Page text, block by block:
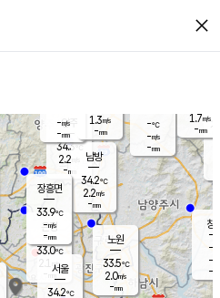
close
양주
34.3℃
2.2
-mm
-℃
-m/s
-mm
창
-
-m/
-
1.7m/s
-mm
은평
33.0℃
2.1 m/s
- mm
노원
33.5℃
2.0m/s
-mm
남방
34.2℃
2.2m/s
-mm
장흥면
33.9℃
-m/s
-mm
-m/s
-mm
서울
34.2℃
1.3m/s
-mm